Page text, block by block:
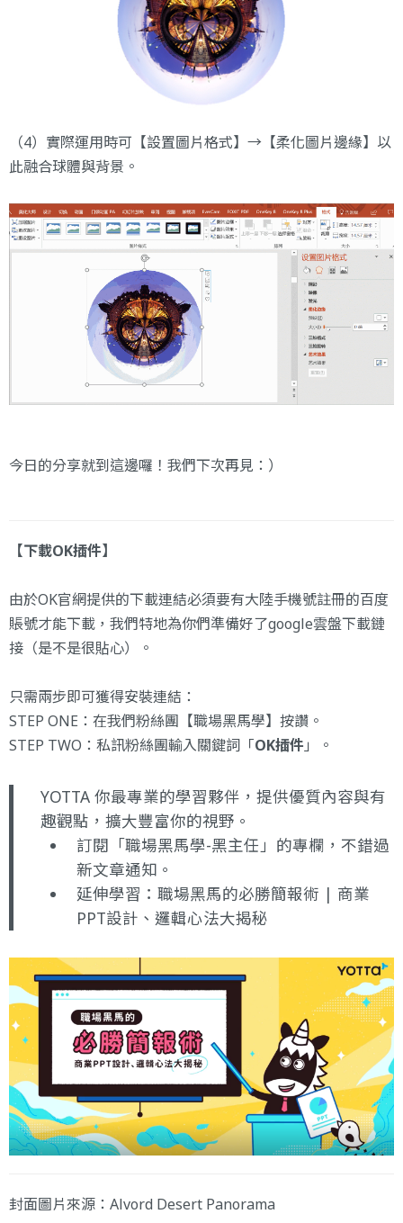
（4）實際運用時可【設置圖片格式】→【柔化圖片邊緣】以
此融合球體與背景。
今日的分享就到這邊囉！我們下次再見：）
【下載OK插件】
由於OK官網提供的下載連結必須要有大陸手機號註冊的百度
賬號才能下載，我們特地為你們準備好了google雲盤下載鏈
接（是不是很貼心）。
只需兩步即可獲得安裝連結：
STEP ONE：在我們粉絲團 【職場黑馬學】 按讚。
STEP TWO：私訊粉絲團輸入關鍵詞「OK插件」。
YOTTA 你最專業的學習夥伴，提供優質內容與有
趣觀點，擴大豐富你的視野。
訂閱 「職場黑馬學-黑主任」 的專欄，不錯過
新文章通知。
延伸學習： 職場黑馬的必勝簡報術 | 商業
PPT設計、邏輯心法大揭秘
封面圖片來源： Alvord Desert Panorama